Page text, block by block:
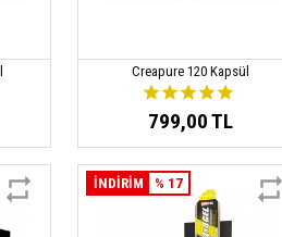
Creapure 120 Kapsül
799,00 TL
İNDİRİM % 17